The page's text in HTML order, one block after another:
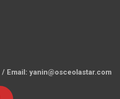
Email: yanin@osceolastar.com